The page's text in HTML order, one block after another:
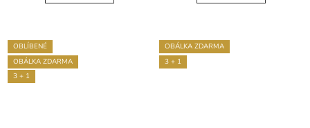
OBLÍBENÉ
OBÁLKA ZDARMA
3 + 1
OBÁLKA ZDARMA
3 + 1